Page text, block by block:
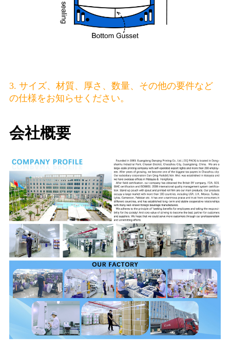
3. サイズ、材質、厚さ、数量、その他の要件など
の仕様をお知らせください。
会社概要